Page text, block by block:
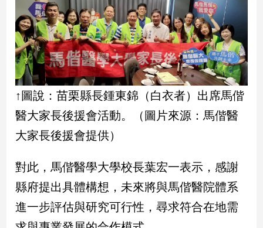
內
設
計
旅
遊/
美
食
星
座/
命
消
費
健
康/
親
↑圖說：苗栗縣長鍾東錦（白衣者）出席馬偕
醫大家長後援會活動。（圖片來源：馬偕醫
大家長後援會提供）
對此，馬偕醫學大學校長葉宏一表示，感謝
縣府提出具體構想，未來將與馬偕醫院體系
進一步評估與研究可行性，尋求符合在地需